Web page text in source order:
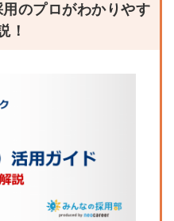
用のプロがわかりやす
！